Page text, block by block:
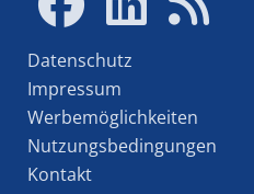
Datenschutz
Impressum
Werbemöglichkeiten
Nutzungsbedingungen
Kontakt